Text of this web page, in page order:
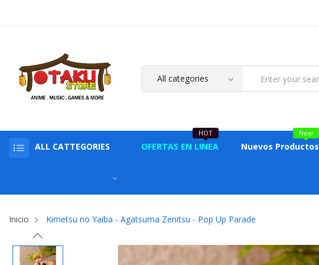
ALL CATTEGORIES OFERTAS EN LINEA
HOT
Nuevos Productos
New
Inicio Kimetsu no Yaiba - Agatsuma Zenitsu - Pop Up Parade